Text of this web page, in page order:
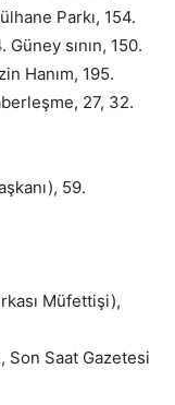
Parkı, 154.
sının, 150.
Hanım, 195.
27, 32.
59.
Müfettişi),
Son Saat Gazetesi